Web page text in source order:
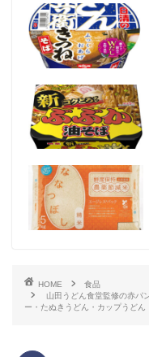
HOME
食品
山田うどん食堂監修の赤パ
ー・たぬきうどん・カップうどん